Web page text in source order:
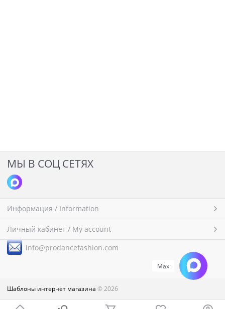
МЫ В СОЦ СЕТЯХ
Информация / Information
Личный кабинет / My account
info@prodancefashion.com
Шаблоны интернет магазина © 2026
Max